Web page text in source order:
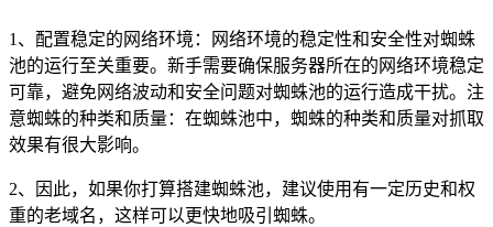
1、配置稳定的网络环境：网络环境的稳定性和安全性对蜘蛛
池的运行至关重要。新手需要确保服务器所在的网络环境稳定
可靠，避免网络波动和安全问题对蜘蛛池的运行造成干扰。注
意蜘蛛的种类和质量：在蜘蛛池中，蜘蛛的种类和质量对抓取
效果有很大影响。
2、因此，如果你打算搭建蜘蛛池，建议使用有一定历史和权
重的老域名，这样可以更快地吸引蜘蛛。